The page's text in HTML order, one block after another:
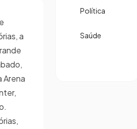
a
Arena
Política
Saúde